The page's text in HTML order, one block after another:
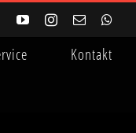
FacebookYouTubeInstagram
E-
Kontakt